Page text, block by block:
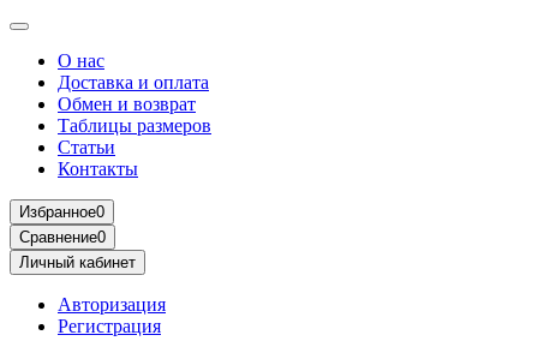
О нас
Доставка и оплата
Обмен и возврат
Таблицы размеров
Статьи
Контакты
Избранное0
Сравнение0
Личный кабинет
Авторизация
Регистрация